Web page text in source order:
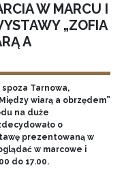
W MARCU I
„ZOFIA
A
Tarnowa,
wiarą a obrzędem”
na duże
o
prezentowaną w
w marcowe i
do 17.00.